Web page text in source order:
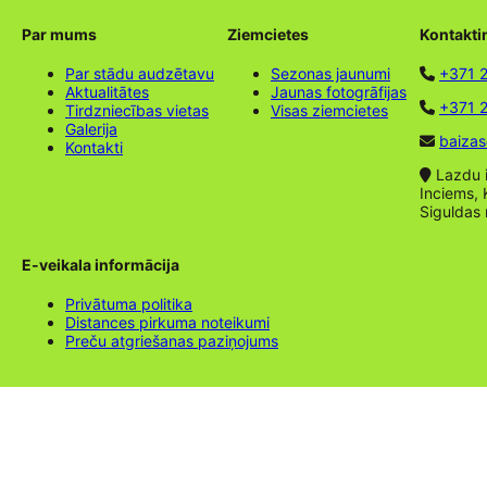
Par mums
Par stādu audzētavu
Aktualitātes
Tirdzniecības vietas
Galerija
Kontakti
Ziemcietes
Sezonas jaunumi
Jaunas fotogrāfijas
Visas ziemcietes
+371
+371
Lazdu
Inciems,
Siguldas
E-veikala informācija
Privātuma politika
Distances pirkuma noteikumi
Preču atgriešanas paziņojums